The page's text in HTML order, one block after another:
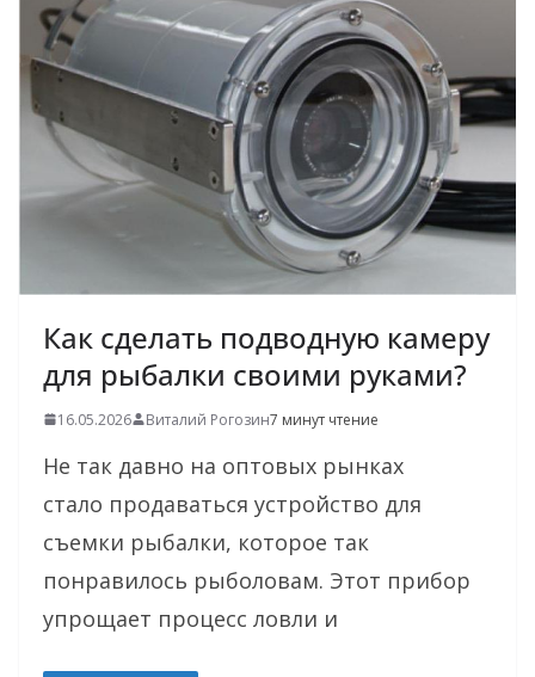
Как сделать подводную камеру
для рыбалки своими руками?
16.05.2026 Виталий Рогозин7 минут чтение
Не так давно на оптовых рынках
стало продаваться устройство для
съемки рыбалки, которое так
понравилось рыболовам. Этот прибор
упрощает процесс ловли и